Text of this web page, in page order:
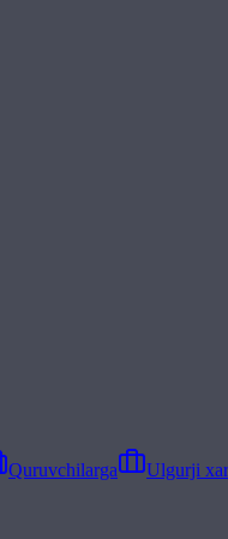
Quruvchilarga
Ulgurji